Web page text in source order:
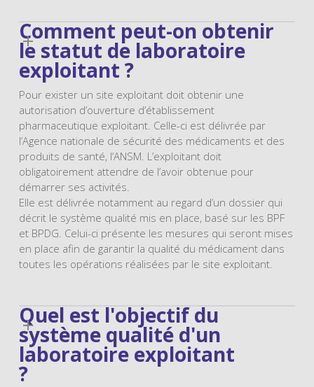
Comment peut-on obtenir
le statut de laboratoire
exploitant ?
Pour exister un site exploitant doit obtenir une
autorisation d’ouverture d’établissement
pharmaceutique exploitant. Celle-ci est délivrée par
l’Agence nationale de sécurité des médicaments et des
produits de santé, l’ANSM. L’exploitant doit
obligatoirement attendre de l’avoir obtenue pour
démarrer ses activités.
Elle est délivrée notamment au regard d’un dossier qui
décrit le système qualité mis en place, basé sur les BPF
et BPDG. Celui-ci présente les mesures qui seront mises
en place afin de garantir la qualité du médicament dans
toutes les opérations réalisées par le site exploitant.
Quel est l'objectif du
système qualité d'un
laboratoire exploitant
?